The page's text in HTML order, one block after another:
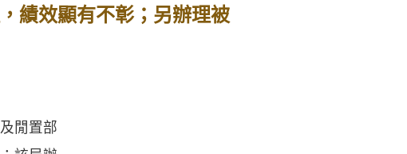
績效顯有不彰；另辦理被
閒置部